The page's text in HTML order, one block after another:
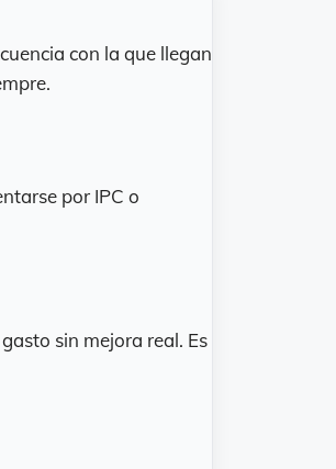
con la que llegan
por IPC o
sin mejora real. Es